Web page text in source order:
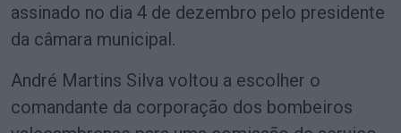
assinado no dia 4 de dezembro pelo presidente
da câmara municipal.
André Martins Silva voltou a escolher o
comandante da corporação dos bombeiros